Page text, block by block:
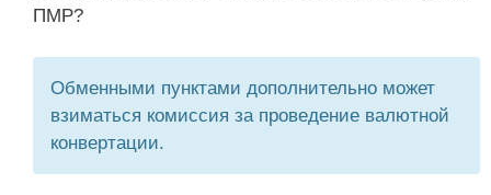
ПМР?
Обменными пунктами дополнительно может
взиматься комиссия за проведение валютной
конвертации.